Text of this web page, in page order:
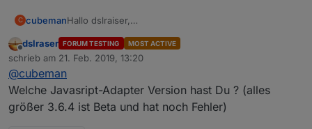
C cubemanHallo dslraiser,
Offline
dslraser FORUM TESTING MOST ACTIVE
schrieb am 21. Feb. 2019, 13:20
zuletzt editiert von
@cubeman
Welche Javasript-Adapter Version hast Du ? (alles
größer 3.6.4 ist Beta und hat noch Fehler)